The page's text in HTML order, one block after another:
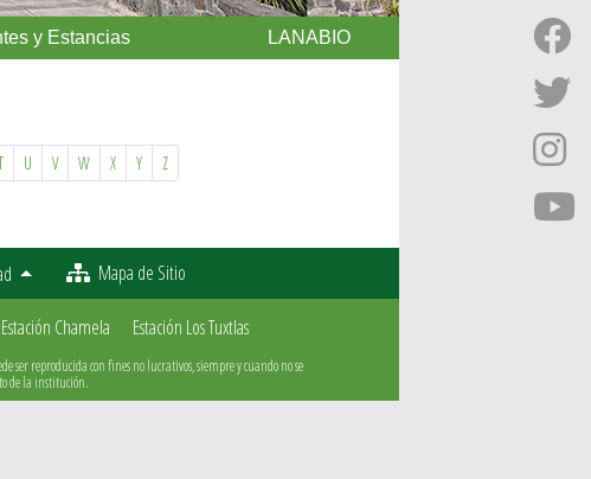
y Estancias LANABIO
U V W X Y Z
Mapa de Sitio
Estación Chamela Estación Los Tuxtlas
ser reproducida con fines no lucrativos, siempre y cuando no se
de la institución.